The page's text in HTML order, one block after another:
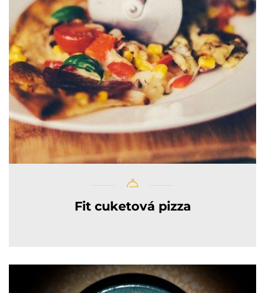
Fit cuketová pizza